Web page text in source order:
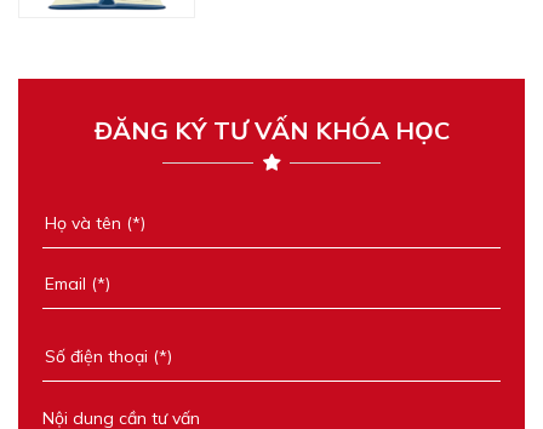
ĐĂNG KÝ TƯ VẤN KHÓA HỌC